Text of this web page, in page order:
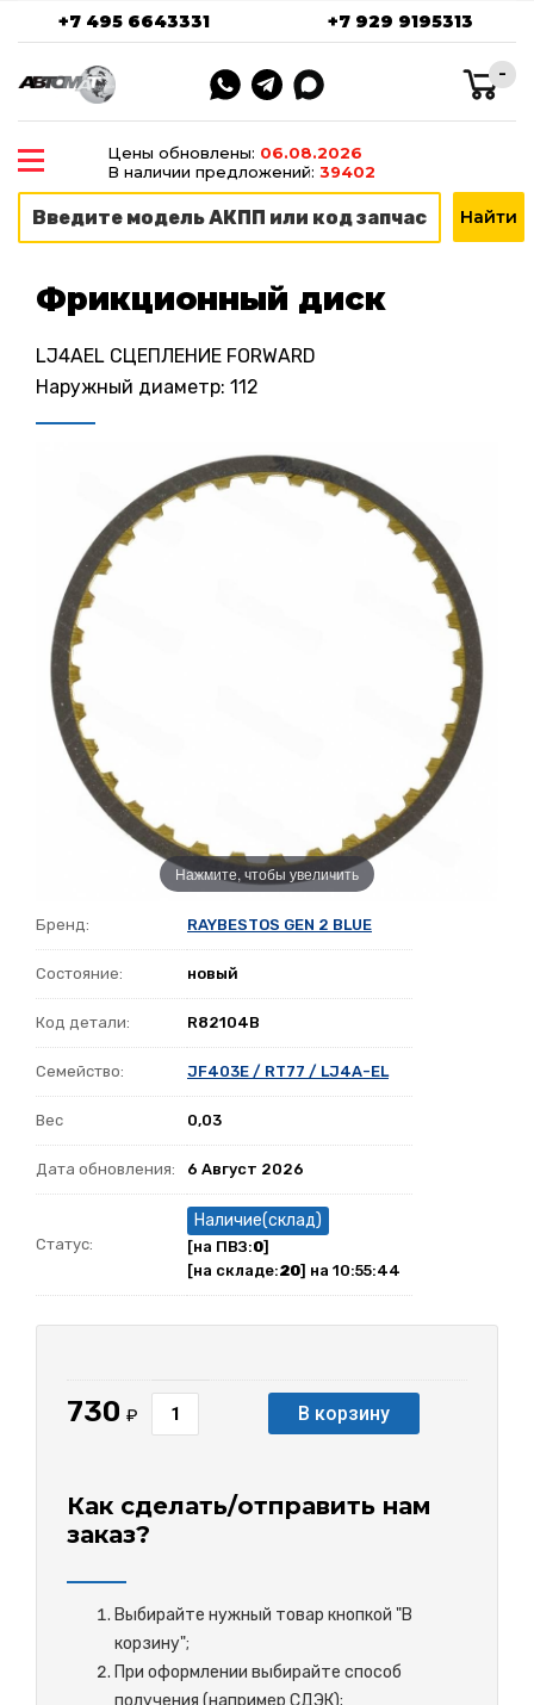
+7 495 6643331 +7 929 9195313
-
Цены обновлены: 06.08.2026
В наличии предложений: 39402
Фрикционный диск
LJ4AEL СЦЕПЛЕНИЕ FORWARD
Наружный диаметр: 112
Нажмите, чтобы увеличить
Бренд: RAYBESTOS GEN 2 BLUE
Состояние: новый
Код детали: R82104B
Семейство: JF403E / RT77 / LJ4A-EL
Вес 0,03
Дата обновления: 6 Август 2026
Статус:
Наличие(склад)
[на ПВЗ:0]
[на складе:20] на 10:55:44
730 ₽ В корзину
Как сделать/отправить нам
заказ?
Выбирайте нужный товар кнопкой "В
корзину";
При оформлении выбирайте способ
получения (например СДЭК);